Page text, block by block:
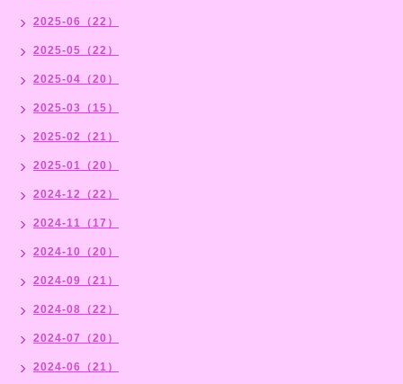
2025-06（22）
2025-05（22）
2025-04（20）
2025-03（15）
2025-02（21）
2025-01（20）
2024-12（22）
2024-11（17）
2024-10（20）
2024-09（21）
2024-08（22）
2024-07（20）
2024-06（21）